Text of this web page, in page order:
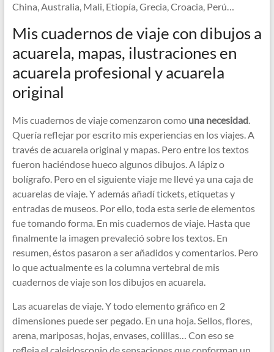
China, Australia, Mali, Etiopía, Grecia, Croacia, Perú…
Mis cuadernos de viaje con dibujos a
acuarela, mapas, ilustraciones en
acuarela profesional y acuarela
original
Mis cuadernos de viaje comenzaron como una necesidad.
Quería reflejar por escrito mis experiencias en los viajes. A
través de acuarela original y mapas. Pero entre los textos
fueron haciéndose hueco algunos dibujos. A lápiz o
bolígrafo. Pero en el siguiente viaje me llevé ya una caja de
acuarelas de viaje. Y además añadí tickets, etiquetas y
entradas de museos. Por ello, toda esta serie de elementos
fue tomando forma. En mis cuadernos de viaje. Hasta que
finalmente la imagen prevaleció sobre los textos. En
resumen, éstos pasaron a ser añadidos y comentarios. Pero
lo que actualmente es la columna vertebral de mis
cuadernos de viaje son los dibujos en acuarela.
Las acuarelas de viaje. Y todo elemento gráfico en 2
dimensiones puede ser pegado. En una hoja. Sellos, flores,
arena, mariposas, hojas, envases, colillas… Con eso se